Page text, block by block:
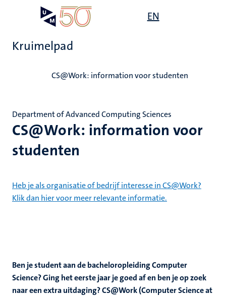
EN
Kruimelpad
CS@Work: information voor studenten
CS@Work: information voor
studenten
Department of Advanced Computing Sciences
Heb je als organisatie of bedrijf interesse in CS@Work?
Klik dan hier voor meer relevante informatie.
Ben je student aan de bacheloropleiding Computer
Science? Ging het eerste jaar je goed af en ben je op zoek
naar een extra uitdaging? CS@Work (Computer Science at